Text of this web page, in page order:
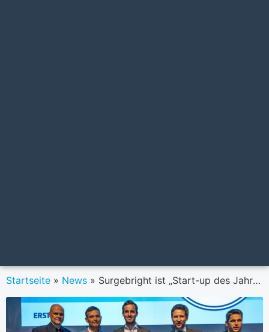
Startseite » News » Surgebright ist „Start-up des Jahres“